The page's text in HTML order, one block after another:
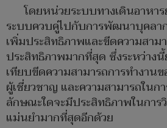
โดยหน่วยระบบทางเดินอาหา
ระบบควบคู่ไปกับการพัฒนาบุคลา
เพิ่มประสิทธิภาพและขีดความสาม
ประสิทธิภาพมากที่สุด ซึ่งระหว่าง
เทียบขีดความสามารถการทำงา
ผู้เชี่ยวชาญ และความสามารถในก
ลักษณะใดจะมีประสิทธิภาพในการ
แม่นยำมากที่สุดอีกด้วย